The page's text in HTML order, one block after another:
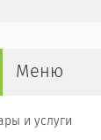
и услуги